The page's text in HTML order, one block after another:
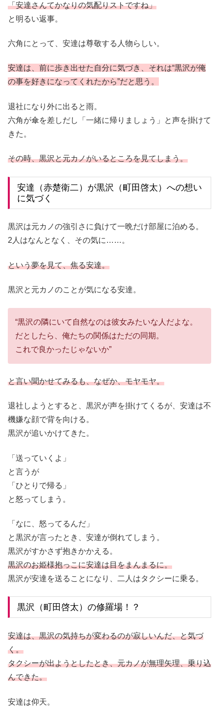
「安達さんてかなりの気配りストですね」
と明るい返事。
六角にとって、安達は尊敬する人物らしい。
安達は、前に歩き出せた自分に気づき、それは“黒沢が俺
の事を好きになってくれたから”だと思う。
退社になり外に出ると雨。
六角が傘を差しだし「一緒に帰りましょう」と声を掛けて
きた。
その時、黒沢と元カノがいるところを見てしまう。
安達（赤楚衛二）が黒沢（町田啓太）への想い
に気づく
黒沢は元カノの強引さに負けて一晩だけ部屋に泊める。
2人はなんとなく、その気に……。
という夢を見て、焦る安達。
黒沢と元カノのことが気になる安達。
“黒沢の隣にいて自然なのは彼女みたいな人だよな。
だとしたら、俺たちの関係はただの同期。
これで良かったじゃないか”
と言い聞かせてみるも、なぜか、モヤモヤ。
退社しようとすると、黒沢が声を掛けてくるが、安達は不
機嫌な顔で背を向ける。
黒沢が追いかけてきた。
「送っていくよ」
と言うが
「ひとりで帰る」
と怒ってしまう。
「なに、怒ってるんだ」
と黒沢が言ったとき、安達が倒れてしまう。
黒沢がすかさず抱きかかえる。
黒沢のお姫様抱っこに安達は目をまんまるに。
黒沢が安達を送ることになり、二人はタクシーに乗る。
黒沢（町田啓太）の修羅場！？
安達は、黒沢の気持ちが変わるのが寂しいんだ、と気づ
く。
タクシーが出ようとしたとき、元カノが無理矢理、乗り込
んできた。
安達は仰天。